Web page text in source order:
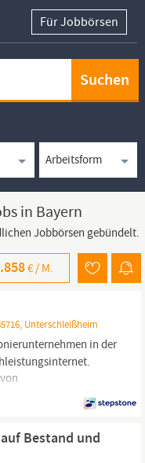
Für Jobbörsen
in Bayern
Jobbörsen gebündelt.
€ / M.
Unterschleißheim
in der
in weiteren
Bestand und